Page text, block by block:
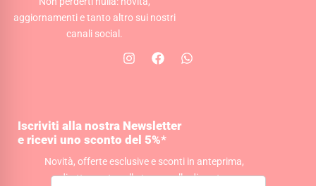
aggiornamenti e tanto altro sui nostri
canali social.
I
g
r
a
m
F
a
o
o
k
W
Iscriviti alla nostra Newsletter
e ricevi uno sconto del 5%*
Novità, offerte esclusive e sconti in anteprima,
direttamente nella tua casella di posta.